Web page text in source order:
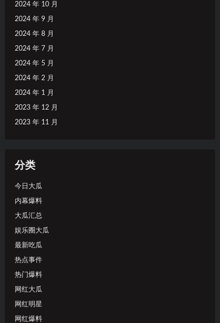
2024 年 10 月
2024 年 9 月
2024 年 8 月
2024 年 7 月
2024 年 5 月
2024 年 2 月
2024 年 1 月
2023 年 12 月
2023 年 11 月
分类
今日大瓜
内幕爆料
大瓜汇总
娱乐圈大瓜
最新吃瓜
热点事件
热门爆料
网红大瓜
网红明星
网红爆料